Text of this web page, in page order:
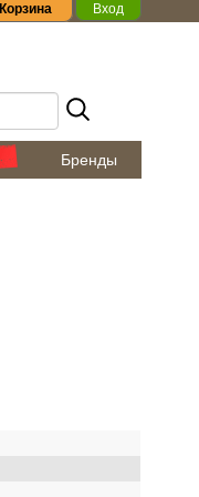
Корзина Вход
Бренды